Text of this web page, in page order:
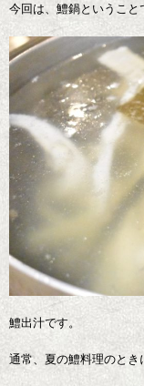
今回は、鱧鍋ということ
鱧出汁です。
通常、夏の鱧料理のとき